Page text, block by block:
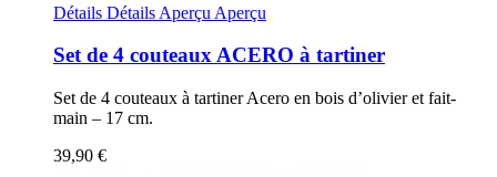
Détails Détails Aperçu Aperçu
Set de 4 couteaux ACERO à tartiner
Set de 4 couteaux à tartiner Acero en bois d’olivier et fait-
main – 17 cm.
39,90 €